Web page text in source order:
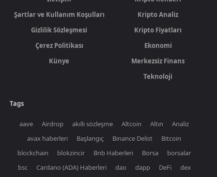
Şartlar ve Kullanım Koşulları
Gizlilik Sözleşmesi
Çerez Politikası
Künye
Kripto Analiz
Kripto Fiyatları
Ekonomi
Merkezsiz Finans
Teknoloji
Tags
aave Airdrop akıllı sözleşme Altcoin Altın
Analiz
avax haberleri
Başlangıç Binance Delist
Bitcoin
blockchain
blokzincir Bnb Haberleri Borsa
borsalar
bsc
Cardano (ADA) Haberleri dao dapp DeFi
dex